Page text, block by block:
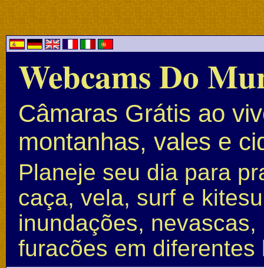
Webcams Do
Câmaras Grátis ao
montanhas, vales e
Planeje seu dia para
caça, vela, surf e
inundações,
furacões em